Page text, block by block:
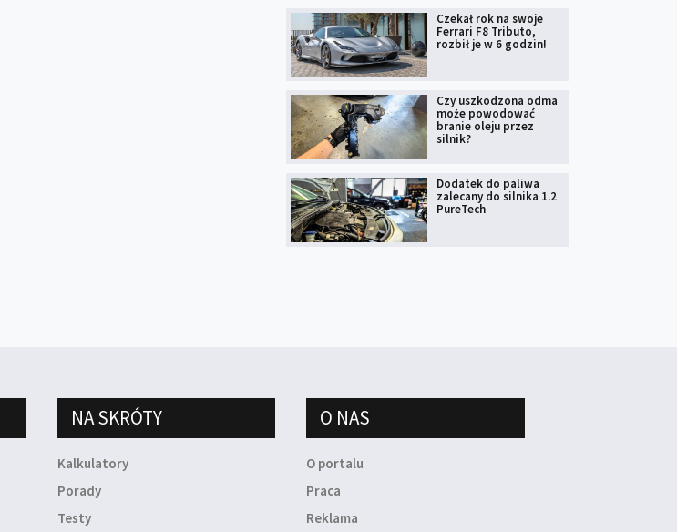
Czekał rok na swoje
Ferrari F8 Tributo,
rozbił je w 6 godzin!
Czy uszkodzona odma
może powodować
branie oleju przez
silnik?
Dodatek do paliwa
zalecany do silnika 1.2
PureTech
NA SKRÓTY
Kalkulatory
Porady
Testy
O NAS
O portalu
Praca
Reklama